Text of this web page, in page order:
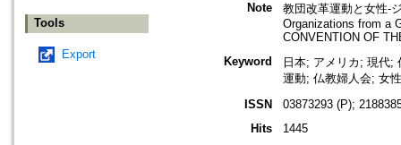
Tools
Export
Note
教団改革運動と女性-
Organizations from a
CONVENTION OF
Keyword
日本; アメリカ; 現代;
運動; 仏教婦人会; 女性
ISSN
03873293 (P);
Hits
1445